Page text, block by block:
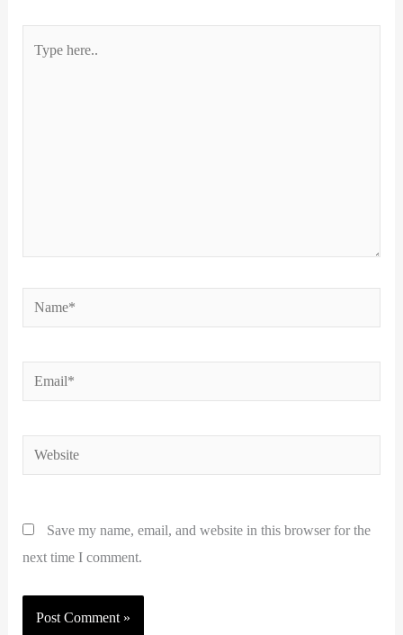
Name*
Email*
Website
Save my name, email, and website in this browser for the
next time I comment.